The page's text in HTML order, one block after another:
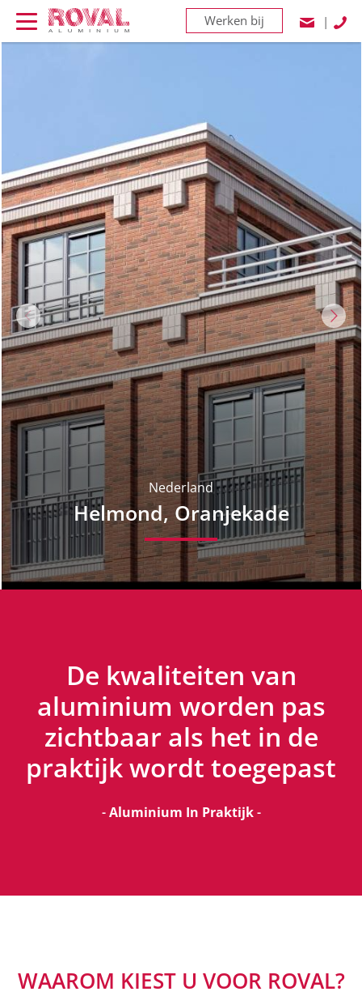
Werken bij |
Nederland
Helmond, Oranjekade
De kwaliteiten van
aluminium worden pas
zichtbaar als het in de
praktijk wordt toegepast
-Aluminium In Praktijk-
WAAROM KIEST U VOOR ROVAL?